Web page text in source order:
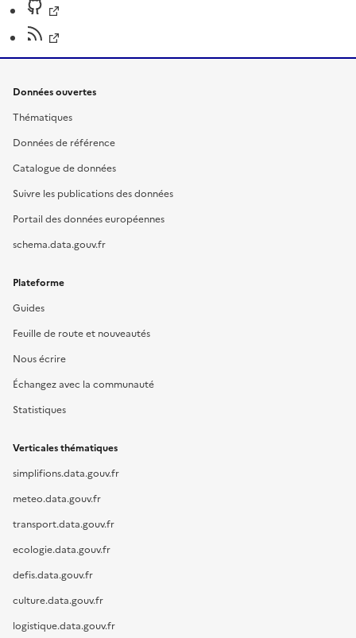
Données ouvertes
Thématiques
Données de référence
Catalogue de données
Suivre les publications des données
Portail des données européennes
schema.data.gouv.fr
Plateforme
Guides
Feuille de route et nouveautés
Nous écrire
Échangez avec la communauté
Statistiques
Verticales thématiques
simplifions.data.gouv.fr
meteo.data.gouv.fr
transport.data.gouv.fr
ecologie.data.gouv.fr
defis.data.gouv.fr
culture.data.gouv.fr
logistique.data.gouv.fr